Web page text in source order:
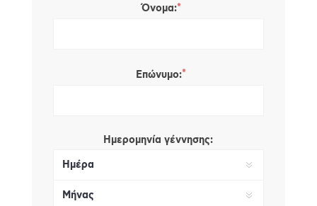
Όνομα:*
Επώνυμο:*
Ημερομηνία γέννησης: